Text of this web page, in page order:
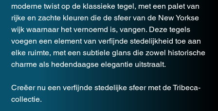
moderne twist op de klassieke tegel, met een palet van
rijke en zachte kleuren die de sfeer van de New Yorkse
wijk waarnaar het vernoemd is, vangen. Deze tegels
voegen een element van verfijnde stedelijkheid toe aan
elke ruimte, met een subtiele glans die zowel historische
charme als hedendaagse elegantie uitstraalt.
Creëer nu een verfijnde stedelijke sfeer met de Tribeca-
collectie.